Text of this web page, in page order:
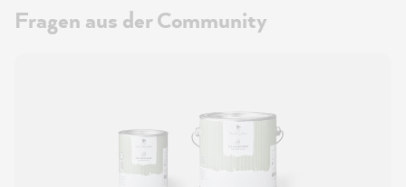
Fragen aus der Community